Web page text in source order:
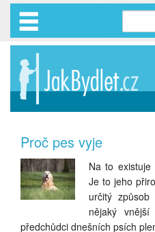
Proč pes vyje
Na to existuje
Je to jeho
určitý
nějaký vnější
předchůdci dnešních psích